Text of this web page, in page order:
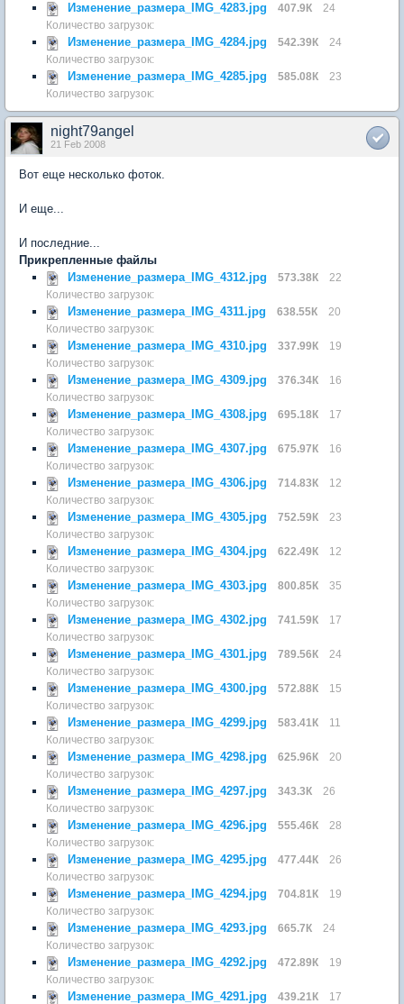
Изменение_размера_IMG_4283.jpg 407.9К
24
Количество загрузок:
Изменение_размера_IMG_4284.jpg 542.39К
24
Количество загрузок:
Изменение_размера_IMG_4285.jpg 585.08К
23
Количество загрузок:
night79angel
21 Feb 2008
Вот еще несколько фоток.
И еще...
И последние...
Прикрепленные файлы
Изменение_размера_IMG_4312.jpg
573.38К
22
Количество загрузок:
Изменение_размера_IMG_4311.jpg 638.55К
20
Количество загрузок:
Изменение_размера_IMG_4310.jpg 337.99К
19
Количество загрузок:
Изменение_размера_IMG_4309.jpg 376.34К
16
Количество загрузок:
Изменение_размера_IMG_4308.jpg 695.18К
17
Количество загрузок:
Изменение_размера_IMG_4307.jpg 675.97К
16
Количество загрузок:
Изменение_размера_IMG_4306.jpg 714.83К
12
Количество загрузок:
Изменение_размера_IMG_4305.jpg 752.59К
23
Количество загрузок:
Изменение_размера_IMG_4304.jpg 622.49К
12
Количество загрузок:
Изменение_размера_IMG_4303.jpg 800.85К
35
Количество загрузок:
Изменение_размера_IMG_4302.jpg 741.59К
17
Количество загрузок:
Изменение_размера_IMG_4301.jpg 789.56К
24
Количество загрузок:
Изменение_размера_IMG_4300.jpg 572.88К
15
Количество загрузок:
Изменение_размера_IMG_4299.jpg 583.41К
11
Количество загрузок:
Изменение_размера_IMG_4298.jpg 625.96К
20
Количество загрузок:
Изменение_размера_IMG_4297.jpg 343.3К
26
Количество загрузок:
Изменение_размера_IMG_4296.jpg 555.46К
28
Количество загрузок:
Изменение_размера_IMG_4295.jpg 477.44К
26
Количество загрузок:
Изменение_размера_IMG_4294.jpg 704.81К
19
Количество загрузок:
Изменение_размера_IMG_4293.jpg 665.7К
24
Количество загрузок:
Изменение_размера_IMG_4292.jpg 472.89К
19
Количество загрузок:
Изменение_размера_IMG_4291.jpg 439.21К
17